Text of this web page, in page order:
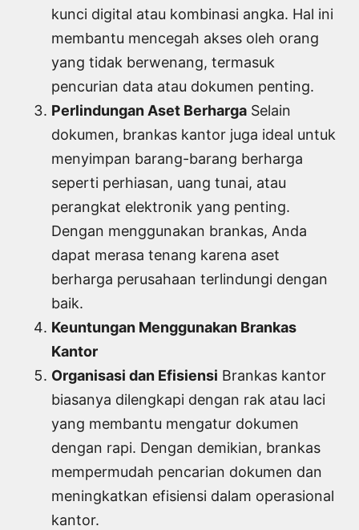
kunci digital atau kombinasi angka. Hal ini
membantu mencegah akses oleh orang
yang tidak berwenang, termasuk
pencurian data atau dokumen penting.
Perlindungan Aset Berharga Selain
dokumen, brankas kantor juga ideal untuk
menyimpan barang-barang berharga
seperti perhiasan, uang tunai, atau
perangkat elektronik yang penting.
Dengan menggunakan brankas, Anda
dapat merasa tenang karena aset
berharga perusahaan terlindungi dengan
baik.
Keuntungan Menggunakan Brankas
Kantor
Organisasi dan Efisiensi Brankas kantor
biasanya dilengkapi dengan rak atau laci
yang membantu mengatur dokumen
dengan rapi. Dengan demikian, brankas
mempermudah pencarian dokumen dan
meningkatkan efisiensi dalam operasional
kantor.